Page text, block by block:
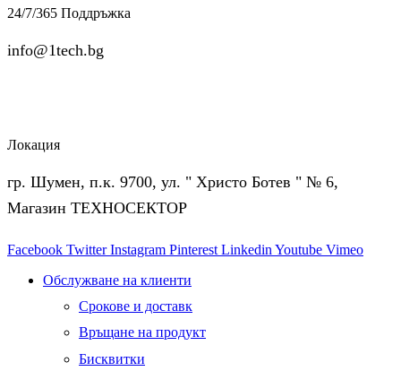
24/7/365 Поддръжка
info@1tech.bg
Локация
гр. Шумен, п.к. 9700, ул. " Христо Ботев " № 6,
Магазин ТЕХНОСЕКТОР
Facebook Twitter Instagram Pinterest Linkedin Youtube Vimeo
Обслужване на клиенти
Срокове и доставк
Връщане на продукт
Бисквитки